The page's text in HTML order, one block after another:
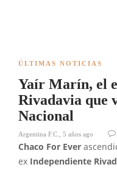
ÚLTIMAS NOTICIAS
Yaír Marín, el
Rivadavia que
Nacional
Argentina F.C. 5 años ago
Chaco For Ever
ex Independiente